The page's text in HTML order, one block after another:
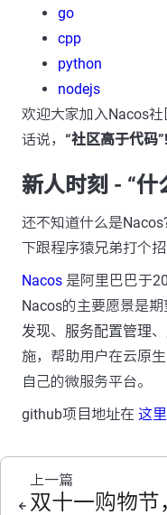
go
cpp
python
nodejs
欢迎大家加入Nacos
话说， “社区高于代码”!
新人时刻 - “什
还不知道什么是
下跟程序猿兄弟打个
Nacos 是阿里巴巴于
Nacos的主要愿景是
发现、 服务配置管理、
施，帮助用户在云原
自己的微服务平台。
github项目地址在 这里
上一篇
双十一购物节